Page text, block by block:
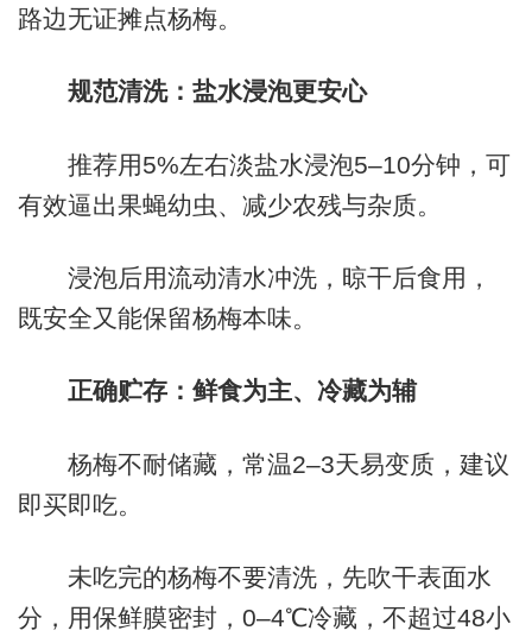
路边无证摊点杨梅。
规范清洗：盐水浸泡更安心
推荐用5%左右淡盐水浸泡5–10分钟，可
有效逼出果蝇幼虫、减少农残与杂质。
浸泡后用流动清水冲洗，晾干后食用，
既安全又能保留杨梅本味。
正确贮存：鲜食为主、冷藏为辅
杨梅不耐储藏，常温2–3天易变质，建议
即买即吃。
未吃完的杨梅不要清洗，先吹干表面水
分，用保鲜膜密封，0–4℃冷藏，不超过48小